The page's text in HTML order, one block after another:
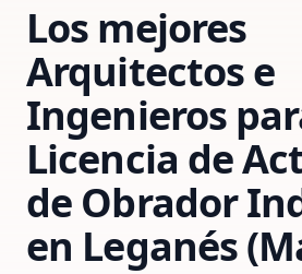
Los mejores
Arquitectos e
Ingenieros
Licencia de
de Obrador
en Leganés